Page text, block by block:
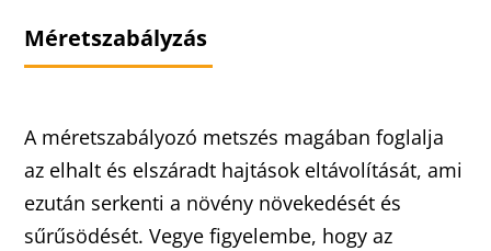
Méretszabályzás
A méretszabályozó metszés magában foglalja
az elhalt és elszáradt hajtások eltávolítását, ami
ezután serkenti a növény növekedését és
sűrűsödését. Vegye figyelembe, hogy az